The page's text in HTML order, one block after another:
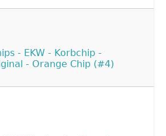
- EKW - Korbchip -
- Orange Chip (#4)